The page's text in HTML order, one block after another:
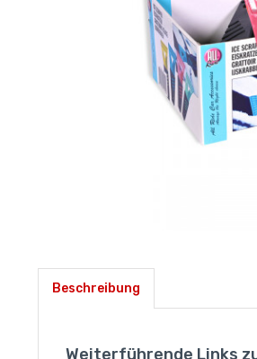
Beschreibung
Weiterführende Links